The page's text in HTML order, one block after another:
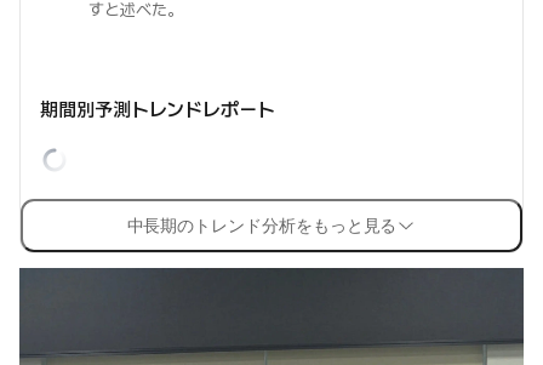
すと述べた。
期間別予測トレンドレポート
中長期のトレンド分析をもっと見る